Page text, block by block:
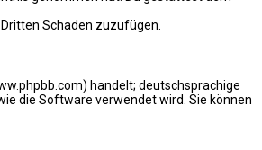
Schaden zuzufügen.
handelt; deutschsprachige
die Software verwendet wird. Sie können